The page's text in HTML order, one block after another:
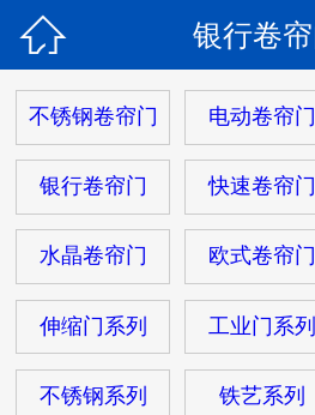
 银行卷帘
不锈钢卷帘门 电动卷帘门
银行卷帘门 快速卷帘门
水晶卷帘门 欧式卷帘门
伸缩门系列 工业门系列
不锈钢系列 铁艺系列